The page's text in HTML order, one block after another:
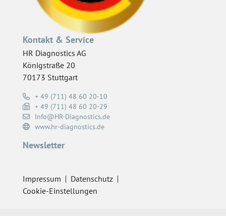
Kontakt & Service
HR Diagnostics AG
Königstraße 20
70173 Stuttgart
+ 49 (711) 48 60 20-10
+ 49 (711) 48 60 20-29
Info@HR-Diagnostics.de
www.hr-diagnostics.de
Newsletter
Impressum
Datenschutz
Cookie-Einstellungen